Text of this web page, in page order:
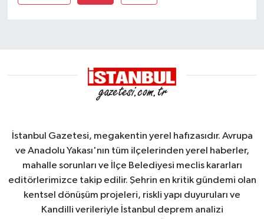
İstanbul Gazetesi, megakentin yerel hafızasıdır. Avrupa
ve Anadolu Yakası'nın tüm ilçelerinden yerel haberler,
mahalle sorunları ve İlçe Belediyesi meclis kararları
editörlerimizce takip edilir. Şehrin en kritik gündemi olan
kentsel dönüşüm projeleri, riskli yapı duyuruları ve
Kandilli verileriyle İstanbul deprem analizi